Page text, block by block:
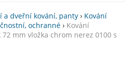
a dveřní kování, panty › Kování
ochranné › Kování
mm vložka chrom nerez 0100 s